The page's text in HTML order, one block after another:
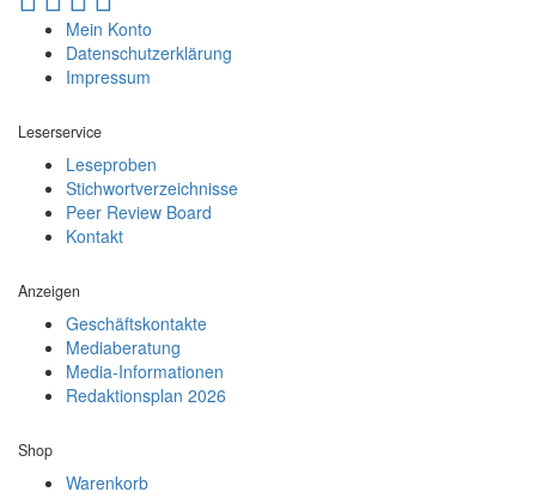
Mein Konto
Datenschutzerklärung
Impressum
Leserservice
Leseproben
Stichwortverzeichnisse
Peer Review Board
Kontakt
Anzeigen
Geschäftskontakte
Mediaberatung
Media-Informationen
Redaktionsplan 2026
Shop
Warenkorb